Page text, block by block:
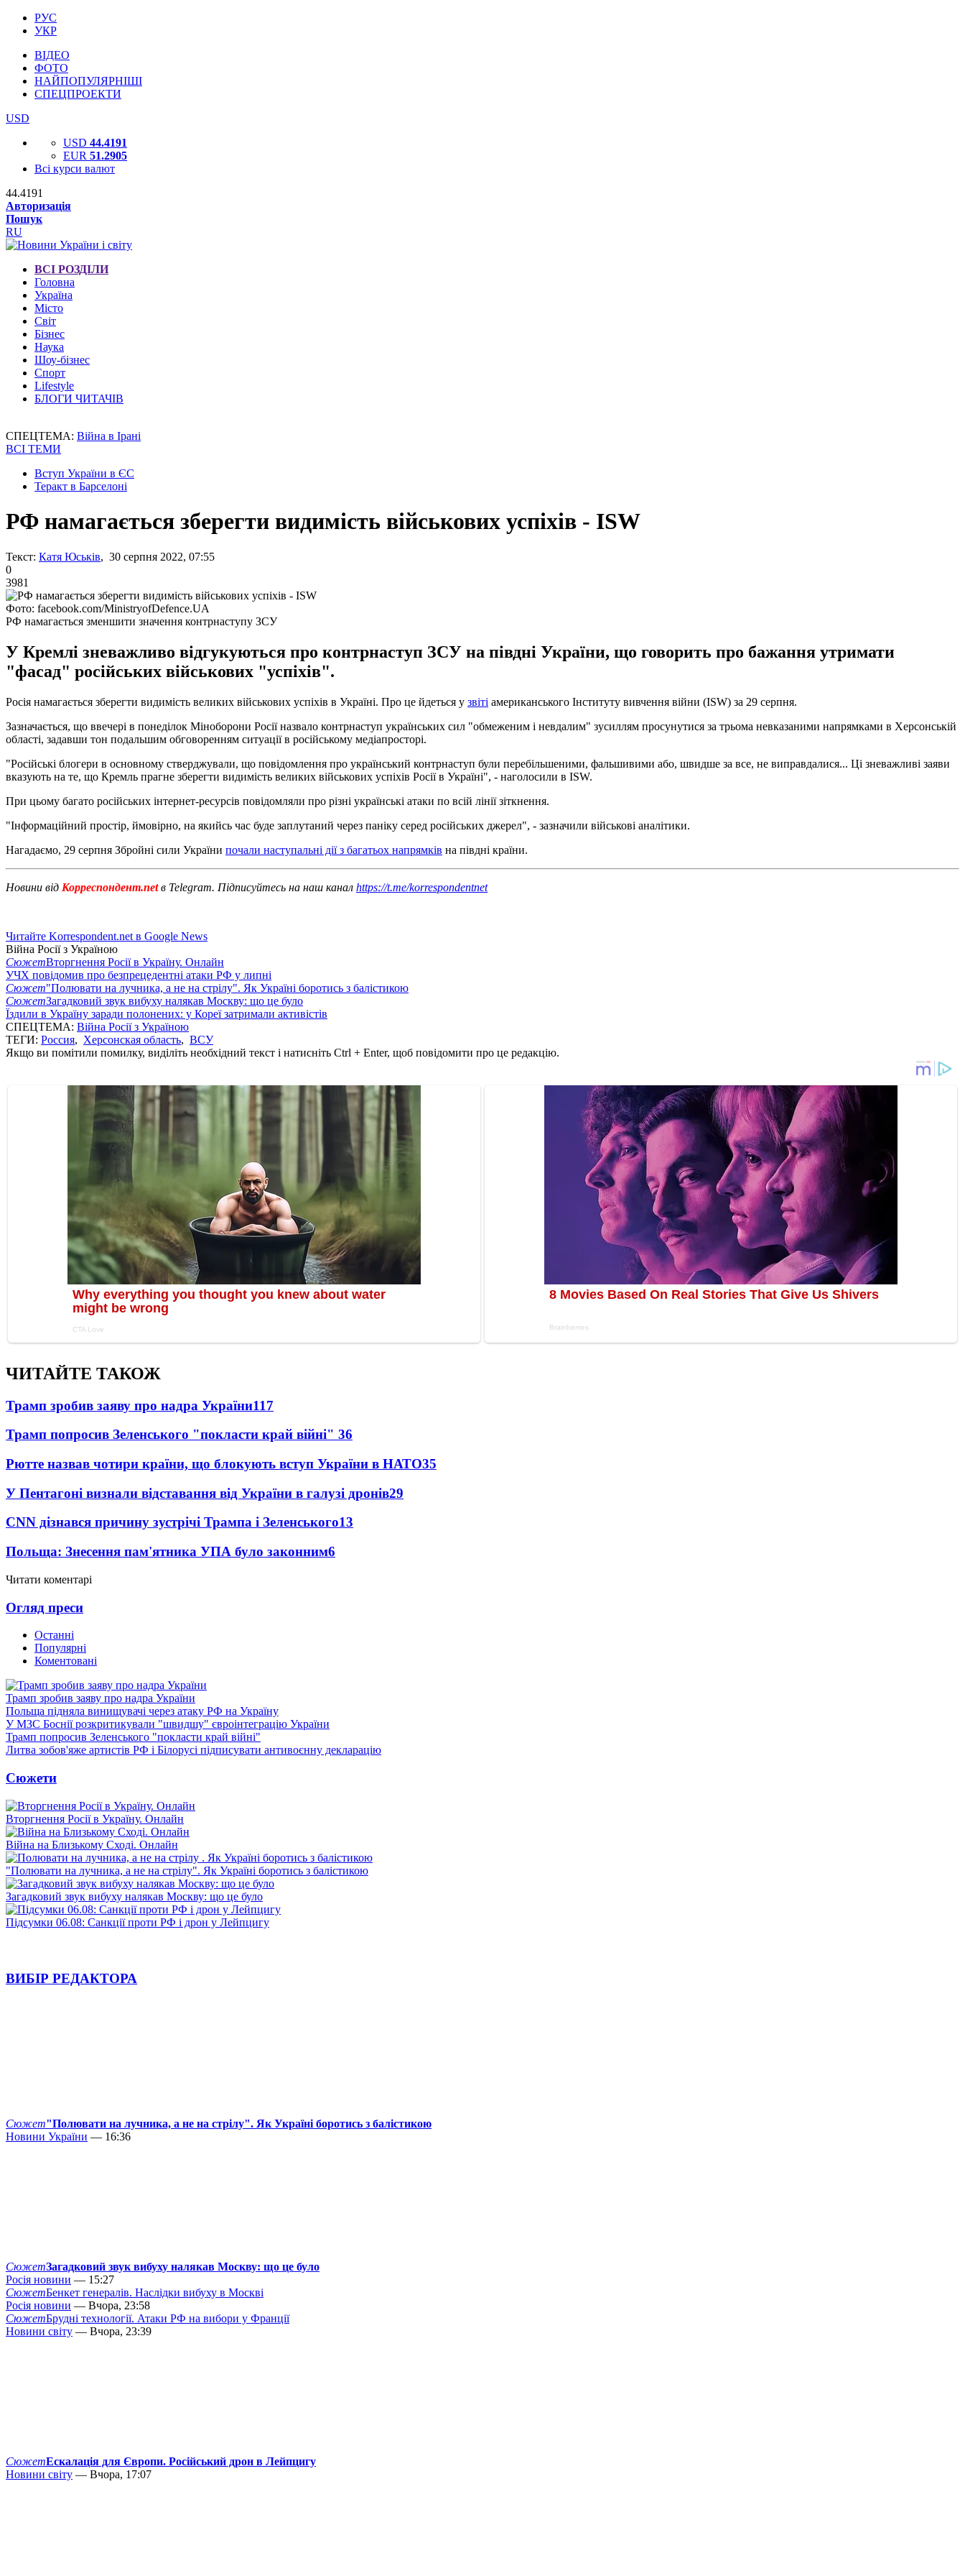
РУС
УКР
ВІДЕО
ФОТО
НАЙПОПУЛЯРНІШІ
СПЕЦПРОЕКТИ
USD
USD 44.4191
EUR 51.2905
Всі курси валют
44.4191
Авторизація
Пошук
RU
ВСІ РОЗДІЛИ
Головна
Україна
Місто
Світ
Бізнес
Наука
Шоу-бізнес
Спорт
Lifestyle
БЛОГИ ЧИТАЧІВ
СПЕЦТЕМА: Війна в Ірані
ВСІ ТЕМИ
Вступ України в ЄС
Теракт в Барселоні
РФ намагається зберегти видимість військових успіхів - ISW
Текст: Катя Юськів, 30 серпня 2022, 07:55
0
3981
Фото: facebook.com/MinistryofDefence.UA
РФ намагається зменшити значення контрнаступу ЗСУ
У Кремлі зневажливо відгукуються про контрнаступ ЗСУ на півдні України, що говорить про бажання утримати
"фасад" російських військових "успіхів".
Росія намагається зберегти видимість великих військових успіхів в Україні. Про це йдеться у звіті американського Інституту вивчення війни (ISW) за 29 серпня.
Зазначається, що ввечері в понеділок Міноборони Росії назвало контрнаступ українських сил "обмеженим і невдалим" зусиллям просунутися за трьома невказаними напрямками в Херсонській
області, задавши тон подальшим обговоренням ситуації в російському медіапросторі.
"Російські блогери в основному стверджували, що повідомлення про український контрнаступ були перебільшеними, фальшивими або, швидше за все, не виправдалися... Ці зневажливі заяви
вказують на те, що Кремль прагне зберегти видимість великих військових успіхів Росії в Україні", - наголосили в ISW.
При цьому багато російських інтернет-ресурсів повідомляли про різні українські атаки по всій лінії зіткнення.
"Інформаційний простір, ймовірно, на якийсь час буде заплутаний через паніку серед російських джерел", - зазначили військові аналітики.
Нагадаємо, 29 серпня Збройні сили України почали наступальні дії з багатьох напрямків на півдні країни.
Новини від Корреспондент.netв Telegram. Підписуйтесь на наш канал https://t.me/korrespondentnet
Читайте Korrespondent.net в Google News
Війна Росії з Україною
СюжетВторгнення Росії в Україну. Онлайн
УЧХ повідомив про безпрецедентні атаки РФ у липні
Сюжет"Полювати на лучника, а не на стрілу". Як Україні боротись з балістикою
СюжетЗагадковий звук вибуху налякав Москву: що це було
Їздили в Україну заради полонених: у Кореї затримали активістів
СПЕЦТЕМА: Війна Росії з Україною
ТЕГИ: Россия, Херсонская область, ВСУ
Якщо ви помітили помилку, виділіть необхідний текст і натисніть Ctrl + Enter, щоб повідомити про це редакцію.
ЧИТАЙТЕ ТАКОЖ
Трамп зробив заяву про надра України117
Трамп попросив Зеленського "покласти край війні" 36
Рютте назвав чотири країни, що блокують вступ України в НАТО35
У Пентагоні визнали відставання від України в галузі дронів29
CNN дізнався причину зустрічі Трампа і Зеленського13
Польща: Знесення пам'ятника УПА було законним6
Читати коментарі
Огляд преси
Останні
Популярні
Коментовані
Трамп зробив заяву про надра України
Польща підняла винищувачі через атаку РФ на Україну
У МЗС Боснії розкритикували "швидшу" євроінтеграцію України
Трамп попросив Зеленського "покласти край війні"
Литва зобов'яже артистів РФ і Білорусі підписувати антивоєнну декларацію
Сюжети
Вторгнення Росії в Україну. Онлайн
Війна на Близькому Сході. Онлайн
"Полювати на лучника, а не на стрілу". Як Україні боротись з балістикою
Загадковий звук вибуху налякав Москву: що це було
Підсумки 06.08: Санкції проти РФ і дрон у Лейпцигу
ВИБІР РЕДАКТОРА
Сюжет"Полювати на лучника, а не на стрілу". Як Україні боротись з балістикою
Новини України — 16:36
СюжетЗагадковий звук вибуху налякав Москву: що це було
Росія новини — 15:27
СюжетБенкет генералів. Наслідки вибуху в Москві
Росія новини — Вчора, 23:58
СюжетБрудні технології. Атаки РФ на вибори у Франції
Новини світу — Вчора, 23:39
СюжетЕскалація для Європи. Російський дрон в Лейпцигу
Новини світу — Вчора, 17:07